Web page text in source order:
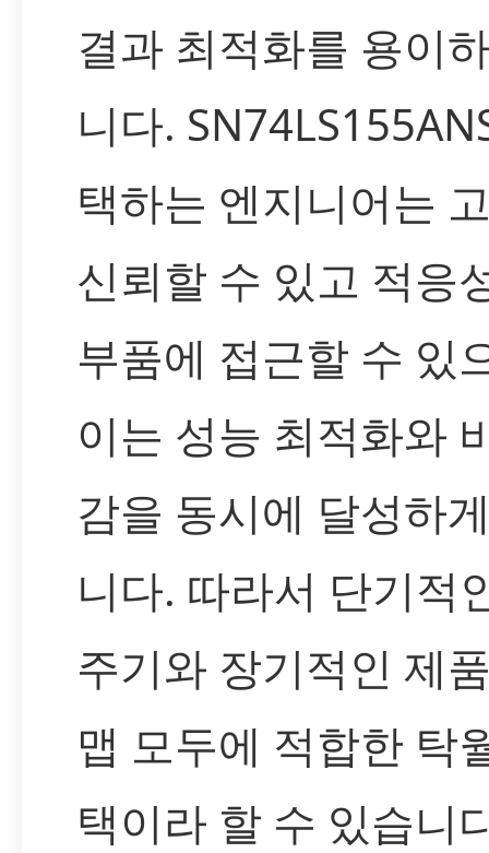
결과 최적화를 용이
니다.
택하는 엔지니어는
신뢰할 수 있고 적응
부품에 접근할 수 있
이는 성능 최적화와
감을 동시에 달성하
니다. 따라서 단기적
주기와 장기적인 제
맵 모두에 적합한 탁
택이라 할 수 있습니